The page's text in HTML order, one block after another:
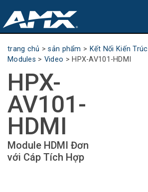
sản phẩm
Partners
nơi mua
đào tạo
hỗ trợ
trang chủ >sản phẩm > Kết Nối Kiến Trúc
Modules > Video > HPX-AV101-HDMI
HPX-
AV101-
HDMI
Module HDMI Đơn
với Cáp Tích Hợp